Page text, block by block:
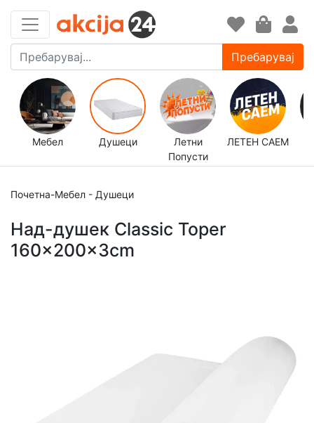
Пребарувај
Мебел Душеци
Летни
Попусти
ЛЕТЕН САЕМ
Почетна-Мебел - Душеци
Над-душек Classic Toper
160x200x3cm